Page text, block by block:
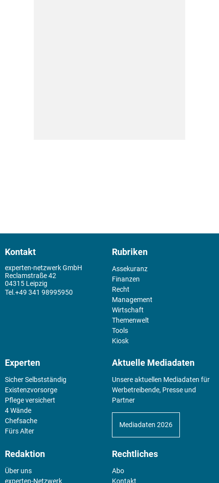
Kontakt
experten-netzwerk GmbH
Reclamstraße 42
04315 Leipzig
+49 341 98995950
Rubriken
Assekuranz
Finanzen
Recht
Management
Wirtschaft
Themenwelt
Tools
Kiosk
Experten
Sicher Selbstständig
Existenz­vorsorge
Pflege versichert
4 Wände
Chefsache
Fürs Alter
Aktuelle Mediadaten
Unsere aktuellen Mediadaten für
Werbetreibende, Presse und
Partner
Mediadaten 2026
Redaktion
Über uns
experten-Netzwerk
Rechtliches
Abo
Kontakt